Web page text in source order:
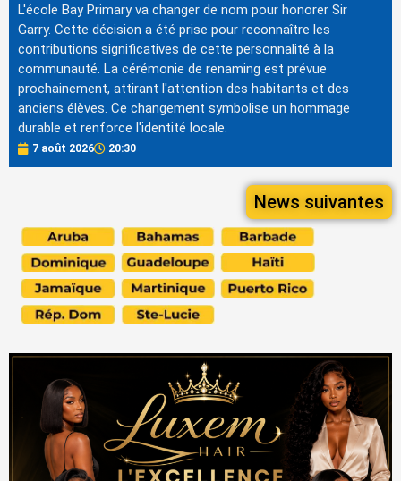
L'école Bay Primary va changer de nom pour honorer Sir
Garry. Cette décision a été prise pour reconnaître les
contributions significatives de cette personnalité à la
communauté. La cérémonie de renaming est prévue
prochainement, attirant l'attention des habitants et des
anciens élèves. Ce changement symbolise un hommage
durable et renforce l'identité locale.
7 août 2026 20:30
News suivantes